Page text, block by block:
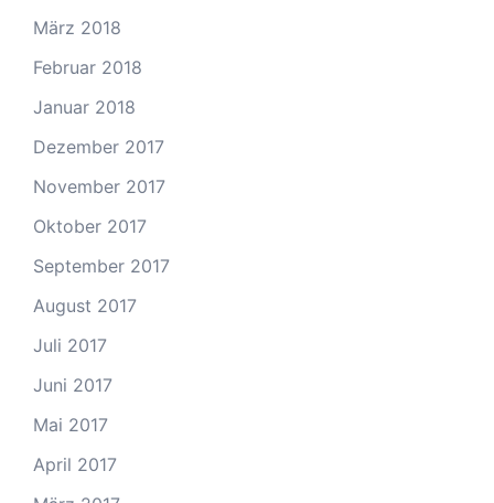
März 2018
Februar 2018
Januar 2018
Dezember 2017
November 2017
Oktober 2017
September 2017
August 2017
Juli 2017
Juni 2017
Mai 2017
April 2017